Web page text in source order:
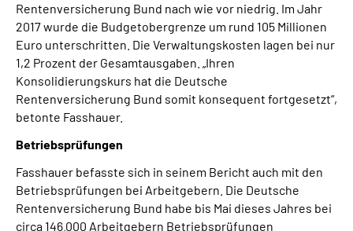
Rentenversicherung Bund nach wie vor niedrig. Im Jahr
2017 wurde die Budgetobergrenze um rund 105 Millionen
Euro unterschritten. Die Verwaltungskosten lagen bei nur
1,2 Prozent der Gesamtausgaben. „Ihren
Konsolidierungskurs hat die Deutsche
Rentenversicherung Bund somit konsequent fortgesetzt“,
betonte Fasshauer.
Betriebsprüfungen
Fasshauer befasste sich in seinem Bericht auch mit den
Betriebsprüfungen bei Arbeitgebern. Die Deutsche
Rentenversicherung Bund habe bis Mai dieses Jahres bei
circa 146.000 Arbeitgebern Betriebsprüfungen